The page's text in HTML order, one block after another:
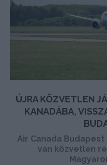
ÚJRA KÖZVETLEN
KANADÁBA,
Air Canada
van közvetlen